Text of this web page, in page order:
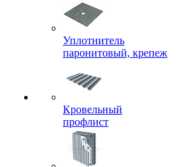
Уплотнитель
паронитовый, крепеж
Кровельный
профлист